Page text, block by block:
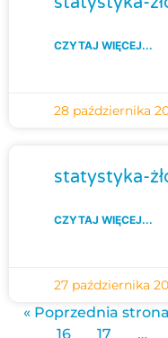
CZYTAJ WIĘCEJ...
28 października
statystyka-
CZYTAJ WIĘCEJ...
27 października
« Poprzednia strona
16 17 …